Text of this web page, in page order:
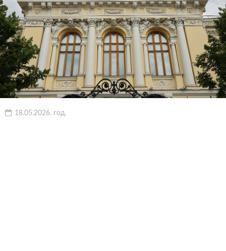
18.05.2026. год.